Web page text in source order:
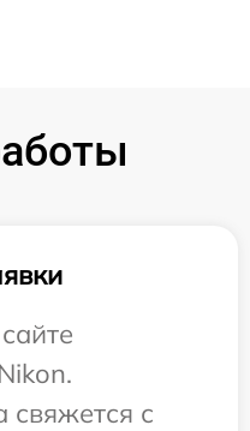
свяжется с